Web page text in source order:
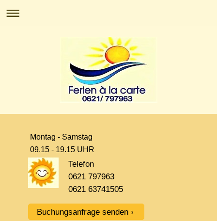
Montag - Samstag
09.15 - 19.15 UHR
Telefon
0621 797963
0621 63741505
Buchungsanfrage senden